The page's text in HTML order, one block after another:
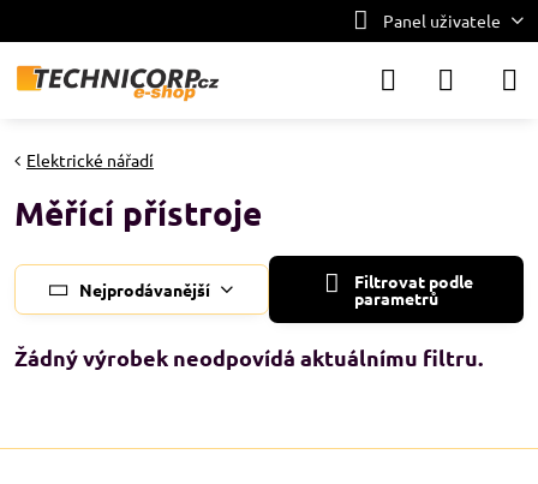
Panel uživatele
Elektrické nářadí
Měřící přístroje
Nejprodávanější Filtrovat podle
parametrů